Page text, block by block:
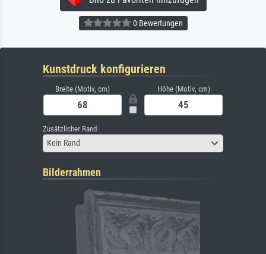
0 Bewertungen
Kunstdruck konfigurieren
Breite (Motiv, cm) Höhe (Motiv, cm)
Zusätzlicher Rand
Kein Rand
Bilderrahmen